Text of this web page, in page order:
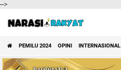
-->
PEMILU 2024 OPINI INTERNASIONAL